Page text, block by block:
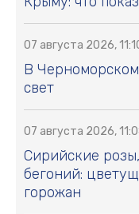
07 августа 2026,
В Черноморском
свет
07 августа 2026,
Сирийские
бегоний:
горожан